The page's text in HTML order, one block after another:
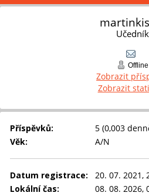
Učedník
Offline
Zobrazit
Zobrazit
Příspěvků:
5 (0,003
Věk:
A/N
Datum registrace:
20. 07. 2021,
Lokální čas:
08. 08. 2026,